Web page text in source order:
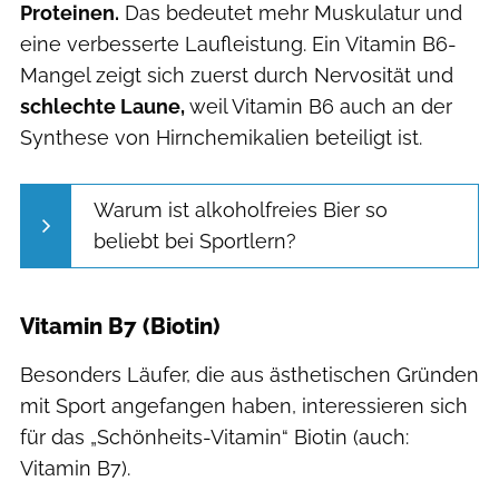
Proteinen. Das bedeutet mehr Muskulatur und
eine verbesserte Laufleistung. Ein Vitamin B6-
Mangel zeigt sich zuerst durch Nervosität und
schlechte Laune,weil Vitamin B6 auch an der
Synthese von Hirnchemikalien beteiligt ist.
Warum ist alkoholfreies Bier so
beliebt bei Sportlern?
Vitamin B7 (Biotin)
Besonders Läufer, die aus ästhetischen Gründen
mit Sport angefangen haben, interessieren sich
für das „Schönheits-Vitamin“ Biotin (auch:
Vitamin B7).